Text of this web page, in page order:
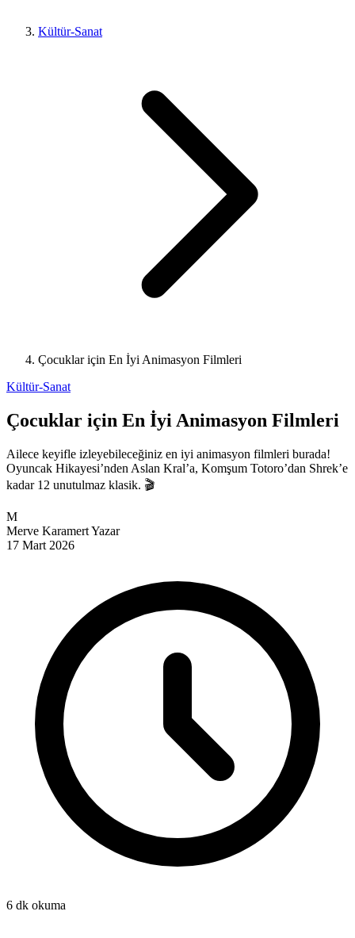
Kültür-Sanat
Çocuklar için En İyi Animasyon Filmleri
Kültür-Sanat
Çocuklar için En İyi Animasyon Filmleri
Ailece keyifle izleyebileceğiniz en iyi animasyon filmleri burada!
Oyuncak Hikayesi’nden Aslan Kral’a, Komşum Totoro’dan Shrek’e
kadar 12 unutulmaz klasik. 🎬
M
Merve KaramertYazar
17 Mart 2026
6 dk okuma